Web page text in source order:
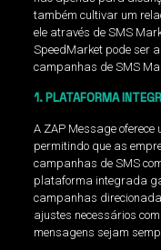
também cultivar um
ele através de SMS
SpeedMarket pode ser
campanhas de SMS
1. PLATAFORMA
A ZAP Message oferece
permitindo que as
campanhas de SMS
plataforma integrada
campanhas
ajustes necessários
mensagens sejam